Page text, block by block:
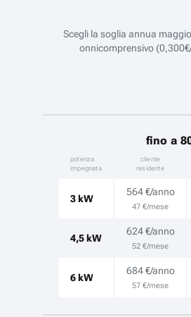
Scegli la soglia annua
onnicomprensivo
fino a
potenza
impegnata
cliente
residente
3 kW
564 €/anno
47 €/mese
4,5 kW
624 €/anno
52 €/mese
6 kW
684 €/anno
57 €/mese